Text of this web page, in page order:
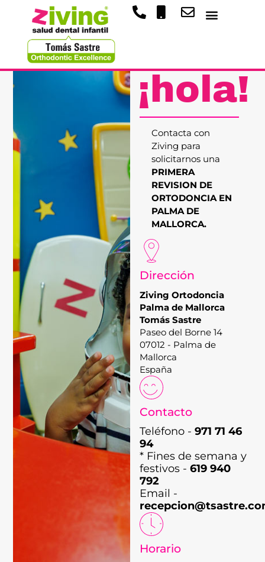
¡hola!
Contacta con
Ziving para
solicitarnos una
PRIMERA
REVISION DE
ORTODONCIA EN
PALMA DE
MALLORCA.
Dirección
Ziving Ortodoncia
Palma de Mallorca
Tomás Sastre
Paseo del Borne 14
07012 - Palma de
Mallorca
España
Contacto
Teléfono -971 71 46
94
* Fines de semana y
festivos -619 940
792
Email -
Horario